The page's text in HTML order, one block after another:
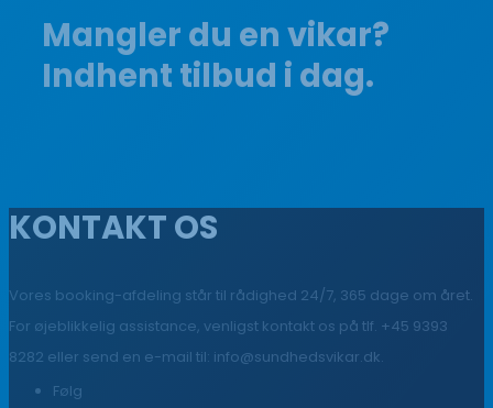
Mangler du en vikar?
Indhent tilbud i dag.
KONTAKT OS
Vores booking-afdeling står til rådighed 24/7, 365 dage om året.
For øjeblikkelig assistance, venligst kontakt os på tlf. +45 9393
8282 eller send en e-mail til: info@sundhedsvikar.dk.
Følg